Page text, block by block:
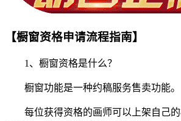
【橱窗资格申请流程指南】
1、橱窗资格是什么？
橱窗功能是一种约稿服务售卖功能。
每位获得资格的画师可以上架自己的